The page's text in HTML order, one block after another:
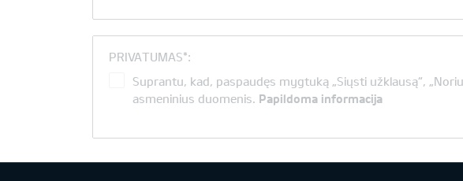
PRIVATUMAS*:
Suprantu, kad, paspaudęs mygtuką „Siųsti užklausą“,
asmeninius duomenis. Papildoma informacija